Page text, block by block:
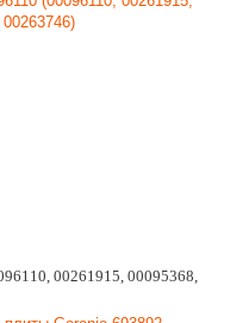
00261915, 00095368,